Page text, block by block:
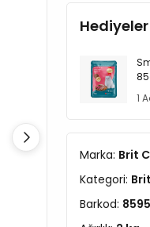
Hediyeler
1
Marka: Brit
Kategori:
Barkod: